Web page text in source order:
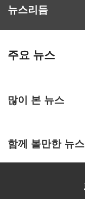
뉴스리듬
주요 뉴스
많이 본 뉴스
함께 볼만한 뉴스